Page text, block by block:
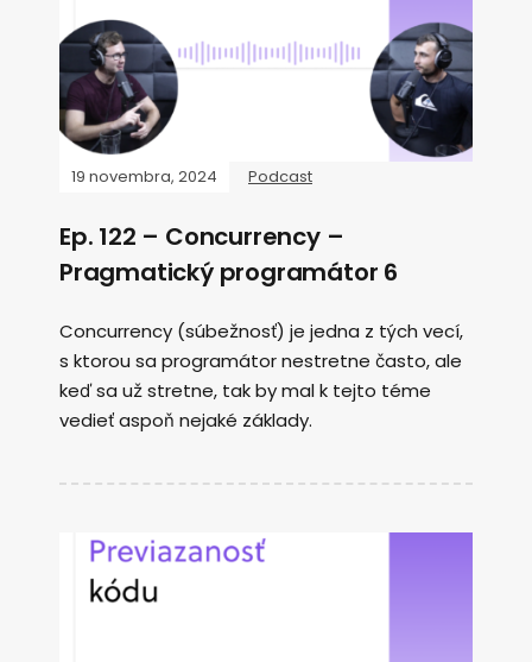
19 novembra, 2024 Podcast
Ep. 122 – Concurrency –
Pragmatický programátor 6
Concurrency (súbežnosť) je jedna z tých vecí,
s ktorou sa programátor nestretne často, ale
keď sa už stretne, tak by mal k tejto téme
vedieť aspoň nejaké základy.